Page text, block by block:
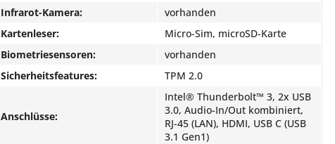
Infrarot-Kamera:
vorhanden
Kartenleser:
Micro-Sim, microSD-Karte
Biometriesensoren:
vorhanden
Sicherheitsfeatures:
TPM 2.0
Anschlüsse:
Intel® Thunderbolt™ 3, 2x USB
3.0, Audio-In/Out kombiniert,
RJ-45 (LAN), HDMI, USB C (USB
3.1 Gen1)